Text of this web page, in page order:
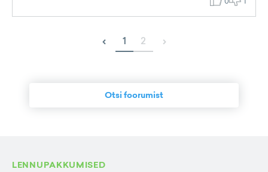
‹ 1 2 ›
Otsi foorumist
LENNUPAKKUMISED